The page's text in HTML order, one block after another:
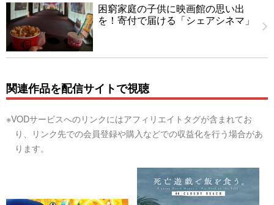
困窮家庭の子供に映画館の思い出
を！寄付で届ける「シェアシネマ」
関連作品を配信サイトで視聴
※VODサービスへのリンクにはアフィリエイトタグが含まれてお
り、リンク先での会員登録や購入などでの収益化を行う場合があ
ります。